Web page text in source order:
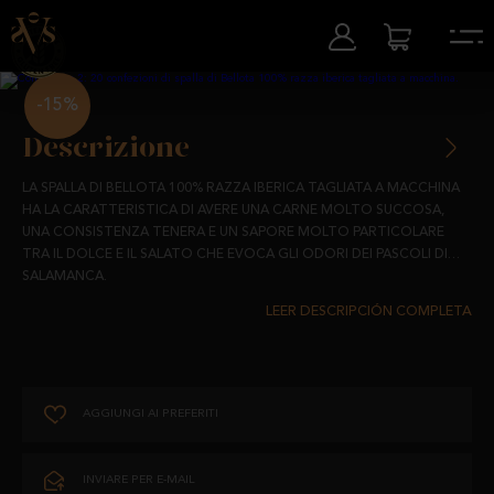
-15%
Descrizione
LA SPALLA DI BELLOTA 100% RAZZA IBERICA TAGLIATA A MACCHINA
HA LA CARATTERISTICA DI AVERE UNA CARNE MOLTO SUCCOSA,
UNA CONSISTENZA TENERA E UN SAPORE MOLTO PARTICOLARE
TRA IL DOLCE E IL SALATO CHE EVOCA GLI ODORI DEI PASCOLI DI
SALAMANCA.
PROVENIENTE DA MAIALI IBERICI ALLEVATI LIBERAMENTE NEI NOSTRI
SAPORI CHE EVOCANO L'AUTENTICO CON LA MIGLIORE QUALITÀ.
CONSERVAZIONE E DURATA:
AGGIUNGI AI PREFERITI
INVIARE PER E-MAIL